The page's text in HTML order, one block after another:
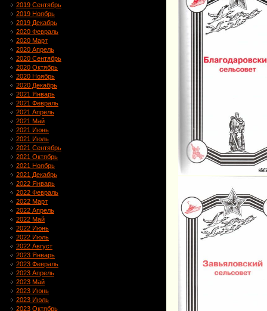
2019 Сентябрь
2019 Ноябрь
2019 Декабрь
2020 Февраль
2020 Март
2020 Апрель
2020 Сентябрь
2020 Октябрь
2020 Ноябрь
2020 Декабрь
2021 Январь
2021 Февраль
2021 Апрель
2021 Май
2021 Июнь
2021 Июль
2021 Сентябрь
2021 Октябрь
2021 Ноябрь
2021 Декабрь
2022 Январь
2022 Февраль
2022 Март
2022 Апрель
2022 Май
2022 Июнь
2022 Июль
2022 Август
2023 Январь
2023 Февраль
2023 Апрель
2023 Май
2023 Июнь
2023 Июль
2023 Октябрь